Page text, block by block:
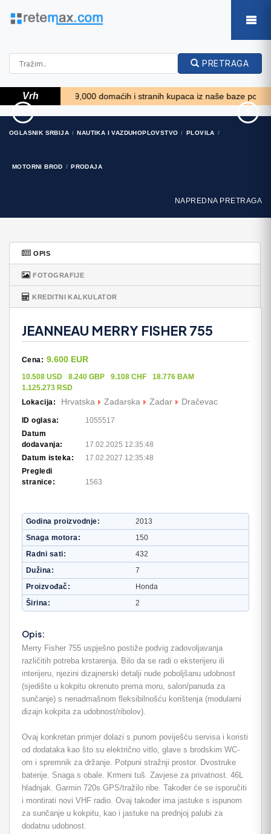
PRETRAGA
Vrh
Više od 9,000 domaćih i stranih kupaca iz naše baze podataka
Equinox
9.350 EUR
OGLASNIK SRBIJA NAUTIKA I VAZDUHOPLOVSTVO PLOVILA
MOTORNI BROD PRODAJA
NAPREDNA PRETRAGA
OPIS
FOTOGRAFIJE
KREDITNI KALKULATOR
JEANNEAU MERRY FISHER 755
Cena: 9.600 EUR
10.508 USD 8.240 GBP 9.108 CHF
18.776 BAM
1.125.273 RSD
Lokacija:
Hrvatska Zadarska Zadar Dračevac
ID oglasa:
1055517
Datum
dodavanja:
17.02.2025 12:35:48
Datum isteka:
17.02.2027 12:35:48
Pregledi
stranice:
1563
Godina proizvodnje
2013
Snaga motora
150
Radni sati
432
Dužina
7
Proizvođač
Honda
Širina
2
Opis:
Merry Fisher 755 uspješno postiže podvig zadovoljavanja
različitih potreba krstarenja. Bilo da se radi o eksterijeru ili
interijeru, njezini dizajnerski detalji nude poboljšanu udobnost
(sjedište u kokpitu okrenuto prema moru, salon/panuda za
sunčanje) s nenadmašnom fleksibilnošću korištenja (modularni
dizajn kokpita za udobnost/ribolov).
Ovaj konkretan primjer dolazi s punom poviješću servisa i koristi
od dodataka kao što su električno vitlo, glave s brodskim WC-
om i spremnik za držanje. Potpuni stražnji prostor. Dvostruke
baterije. Snaga s obale. Krmeni tuš. Zavjese za privatnost. 46L
hladnjak. Garmin 720s GPS/tražilo ribe. Također će se isporučiti
i montirati novi VHF radio. Ovaj također ima jastuke s ispunom
za sunčanje u kokpitu, kao i jastuke na prednjoj palubi za
dodatnu udobnost.